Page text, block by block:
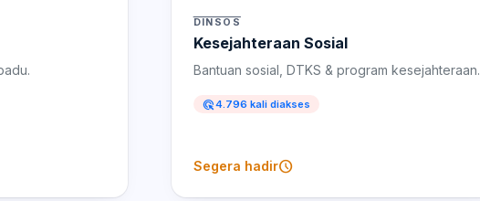
DINSOS
Kesejahteraan Sosial
Bantuan sosial, DTKS & program kesejahteraan.
ads_click4.796 kali diakses
Segera hadirschedule